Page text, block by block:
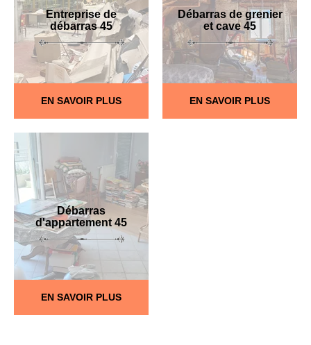
Entreprise de
débarras 45
EN SAVOIR PLUS
Débarras de grenier
et cave 45
EN SAVOIR PLUS
Débarras
d'appartement 45
EN SAVOIR PLUS